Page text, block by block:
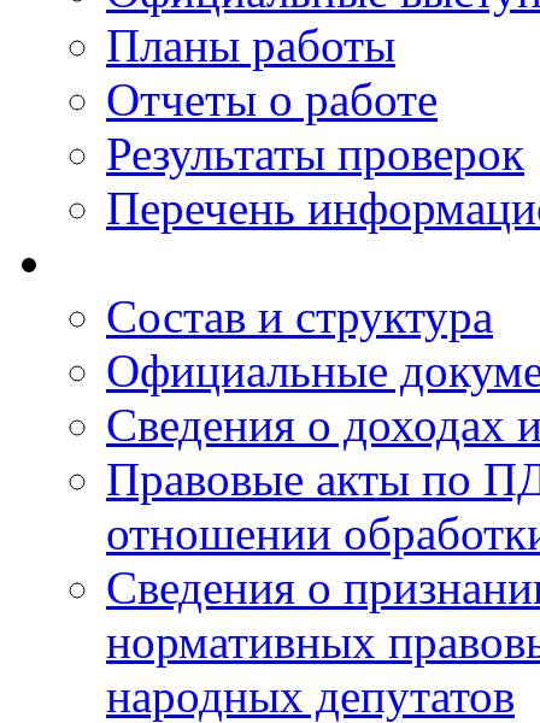
Планы работы
Отчеты о работе
Результаты проверок
Перечень
Состав и структура
Официальные
Сведения о доходах
Правовые акты по
отношении
Сведения о
нормативных
народных депутатов